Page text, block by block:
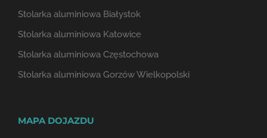
Stolarka aluminiowa Białystok
Stolarka aluminiowa Katowice
Stolarka aluminiowa Częstochowa
Stolarka aluminiowa Gorzów Wielkopolski
MAPA DOJAZDU